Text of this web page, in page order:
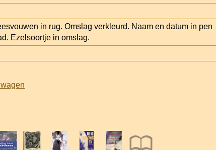
in rug. Omslag verkleurd. Naam en datum in pen
Ezelsoortje in omslag.